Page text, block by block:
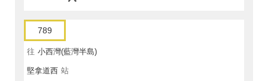
789
往 小西灣(藍灣半島)
堅拿道西 站